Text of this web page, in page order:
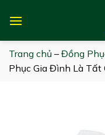
Trang chủ – Đồng
Phục Gia Đình Là Tất